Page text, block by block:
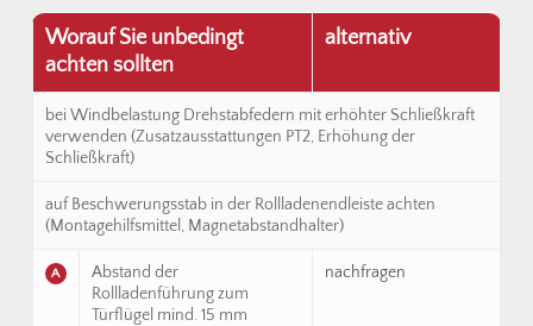
Worauf Sie unbedingt
achten sollten
alternativ
bei Windbelastung Drehstabfedern mit erhöhter Schließkraft
verwenden (Zusatzausstattungen PT2, Erhöhung der
Schließkraft)
auf Beschwerungsstab in der Rollladenendleiste achten
(Montagehilfsmittel, Magnetabstandhalter)
A
Abstand der
Rollladenführung zum
Türflügel mind. 15 mm
nachfragen